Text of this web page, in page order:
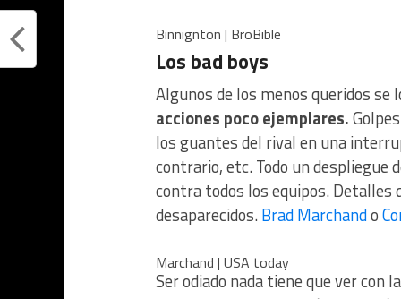
Binnignton | BroBible
Los bad boys
Algunos de los menos queridos se
acciones poco ejemplares.
los guantes del rival en una
contrario, etc. Todo un
contra todos los equipos. Detalles
desaparecidos.Brad Marchando
Marchand | USA today
Ser odiado nada tiene que ver con